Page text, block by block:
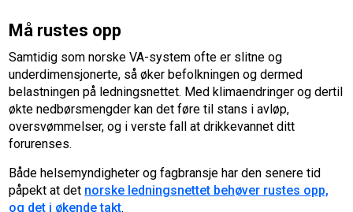
Må rustes opp
Samtidig som norske VA-system ofte er slitne og
underdimensjonerte, så øker befolkningen og dermed
belastningen på ledningsnettet. Med klimaendringer og dertil
økte nedbørsmengder kan det føre til stans i avløp,
oversvømmelser, og i verste fall at drikkevannet ditt
forurenses.
Både helsemyndigheter og fagbransje har den senere tid
påpekt at det norske ledningsnettet behøver rustes opp,
og det i økende takt.